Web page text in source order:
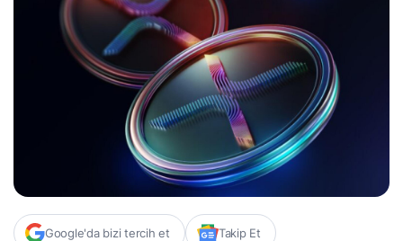
Google'da bizi tercih et Takip Et